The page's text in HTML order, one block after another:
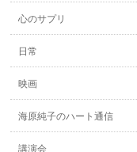
心のサプリ
日常
映画
海原純子のハート通信
講演会